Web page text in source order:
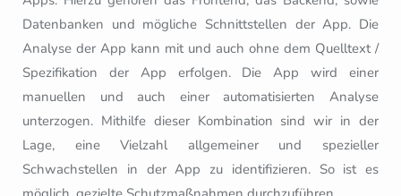
Datenbanken und mögliche Schnittstellen der App. Die
Analyse der App kann mit und auch ohne dem Quelltext /
Spezifikation der App erfolgen. Die App wird einer
manuellen und auch einer automatisierten Analyse
unterzogen. Mithilfe dieser Kombination sind wir in der
Lage, eine Vielzahl allgemeiner und spezieller
Schwachstellen in der App zu identifizieren. So ist es